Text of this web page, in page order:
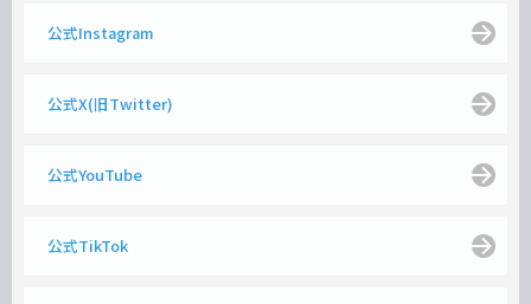
公式Instagram
公式X(旧Twitter)
公式YouTube
公式TikTok